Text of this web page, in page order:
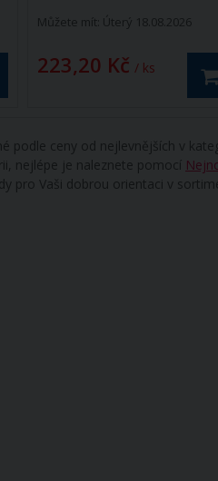
Můžete mít: Úterý 18.08.2026
223,20 Kč / ks
SAME 2.4419.150.1, LAMBORGHINI
LANDINI 2654403, LANDINI 2654404,
LANDINI 265440
podle ceny od nejlevnějších v
nejlépe je naleznete pomocí
pro Vaši dobrou orientaci v